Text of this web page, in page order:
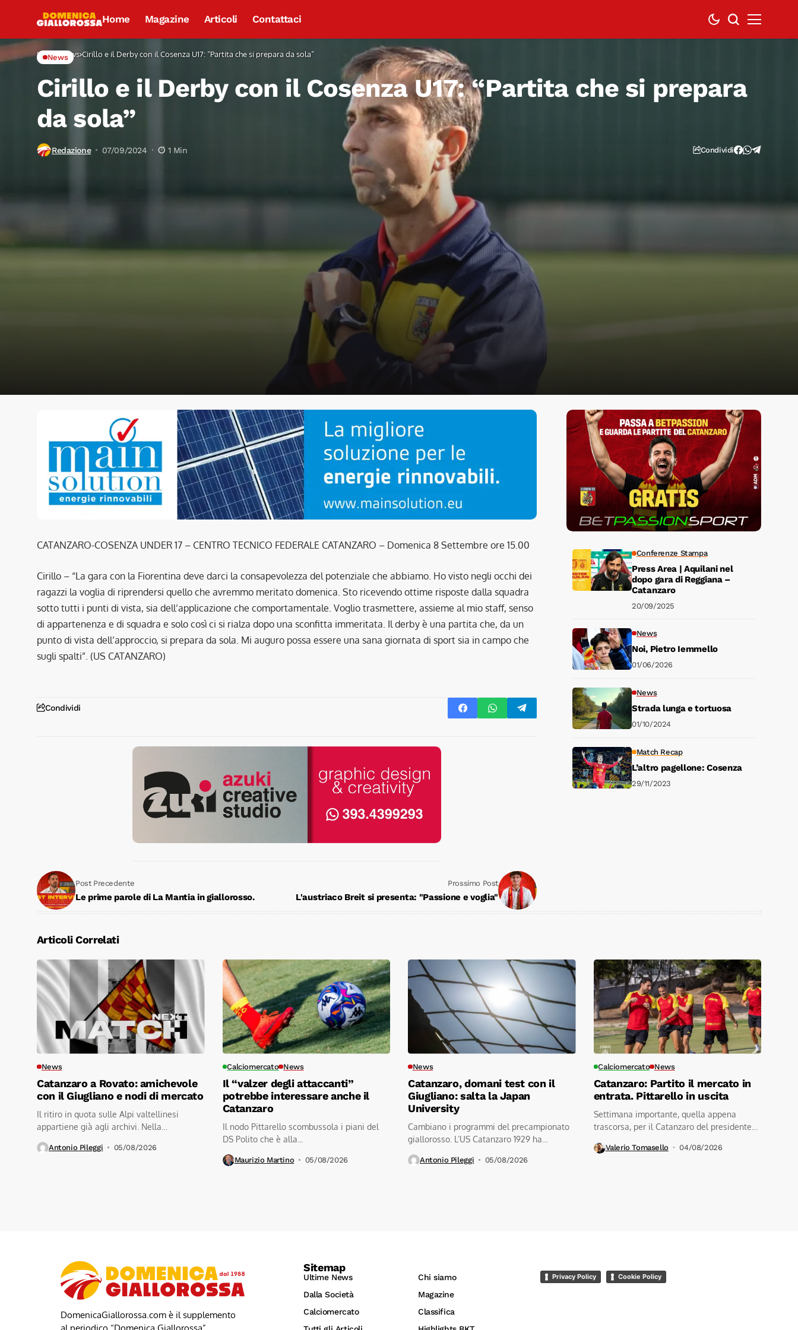
Home Magazine Articoli Contattaci
Home News Cirillo e il Derby con il Cosenza U17: “Partita che si prepara da sola”
News
Cirillo e il Derby con il Cosenza U17: “Partita che si prepara
da sola”
Redazione 07/09/2024 1 Min Condividi
CATANZARO-COSENZA UNDER 17 – CENTRO TECNICO FEDERALE CATANZARO – Domenica 8 Settembre ore 15.00
Cirillo – “La gara con la Fiorentina deve darci la consapevolezza del potenziale che abbiamo. Ho visto negli occhi dei
ragazzi la voglia di riprendersi quello che avremmo meritato domenica. Sto ricevendo ottime risposte dalla squadra
sotto tutti i punti di vista, sia dell’applicazione che comportamentale. Voglio trasmettere, assieme al mio staff, senso
di appartenenza e di squadra e solo così ci si rialza dopo una sconfitta immeritata. Il derby è una partita che, da un
punto di vista dell’approccio, si prepara da sola. Mi auguro possa essere una sana giornata di sport sia in campo che
sugli spalti”. (US CATANZARO)
Condividi
Post Precedente
Le prime parole di La Mantia in giallorosso.
Prossimo Post
L'austriaco Breit si presenta: "Passione e voglia"
Conferenze Stampa
Press Area | Aquilani nel
dopo gara di Reggiana –
Catanzaro
20/09/2025
News
Noi, Pietro Iemmello
01/06/2026
News
Strada lunga e tortuosa
01/10/2024
Match Recap
L’altro pagellone: Cosenza
29/11/2023
Articoli Correlati
News
Catanzaro a Rovato: amichevole
con il Giugliano e nodi di mercato
Il ritiro in quota sulle Alpi valtellinesi
appartiene già agli archivi. Nella
Antonio Pileggi 05/08/2026
Calciomercato News
Il “valzer degli attaccanti”
potrebbe interessare anche il
Catanzaro
Il nodo Pittarello scombussola i piani del
DS Polito che è alla...
Maurizio Martino 05/08/2026
News
Catanzaro, domani test con il
Giugliano: salta la Japan
University
Cambiano i programmi del precampionato
giallorosso. L’US Catanzaro 1929 ha
dell’amichevole...
Antonio Pileggi 05/08/2026
Calciomercato News
Catanzaro: Partito il mercato in
entrata. Pittarello in uscita
Settimana importante, quella appena
trascorsa, per il Catanzaro del presidente
Valerio Tomasello 04/08/2026
DomenicaGiallorossa.com è il supplemento
Sitemap
Ultime News
Chi siamo
Dalla Società
Magazine
Calciomercato
Classifica
Privacy Policy Cookie Policy